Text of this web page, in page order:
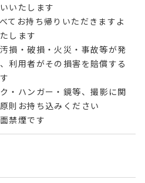
いたします
てお持ち帰りいただきますよ
します
損・破損・火災・事故等が発
利用者がその損害を賠償する
・ハンガー・鏡等、撮影に関
則お持ち込みください
禁煙です